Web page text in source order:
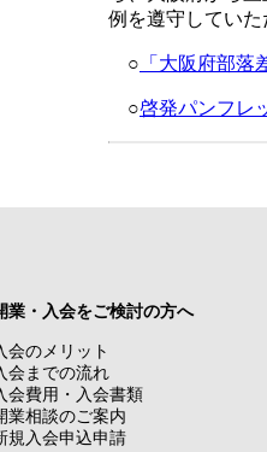
例を遵守していた
○ 「大阪府部落
○啓発パンフレ
業・入会をご検討の方へ
会のメリット
会までの流れ
会費用・入会書類
業相談のご案内
規入会申込申請